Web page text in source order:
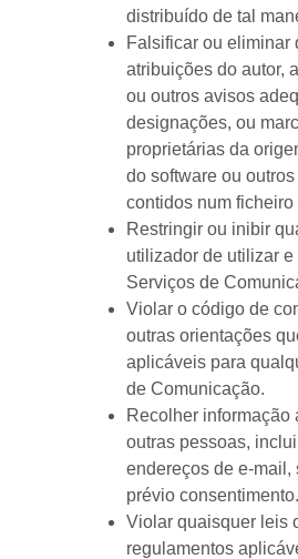
distribuído de tal
Falsificar ou eliminar
atribuições do autor,
ou outros avisos
designações, ou
proprietárias da
do software ou
contidos num
Restringir ou inibir
utilizador de utilizar
Serviços de
Violar o código de
outras orientações
aplicáveis para
de Comunicação.
Recolher informação
outras pessoas,
endereços de e-mail,
prévio consentimento.
Violar quaisquer leis
regulamentos